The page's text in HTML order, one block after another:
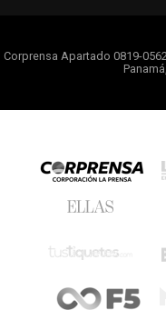
Corprensa Apartado 0819-